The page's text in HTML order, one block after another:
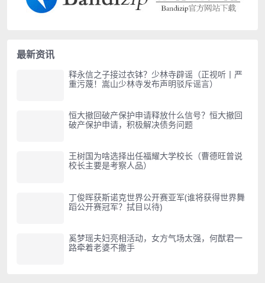
最新资讯
释永信之子接过衣钵？少林寺辟谣（正视听丨严
重污蔑！嵩山少林寺发布声明驳斥谣言）
恒大撤回破产保护申请释放什么信号？恒大撤回
破产保护申请，积极解决债务问题
王树国为啥选择出任福耀大学校长（曹德旺曾说
校长主要是考察人品）
丁俊晖获斯诺克世界公开赛亚军(谁将获得世界舞
蹈公开赛冠军？拭目以待)
奚梦瑶夫妇亮相活动，女方气场太强，何猷君一
路牵着老婆不撒手